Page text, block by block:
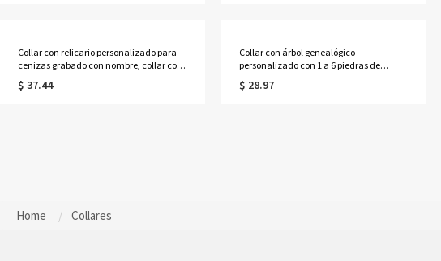
Collar con relicario personalizado para
cenizas grabado con nombre, collar con
cápsula transparente para pelo de
mascota, recuerdo conmemorativo,
$ 37.44
Collar con árbol genealógico
personalizado con 1 a 6 piedras de
nacimiento, joyería de plata de ley 925
con piedras de nacimiento familiares,
$ 28.97
Home Collares